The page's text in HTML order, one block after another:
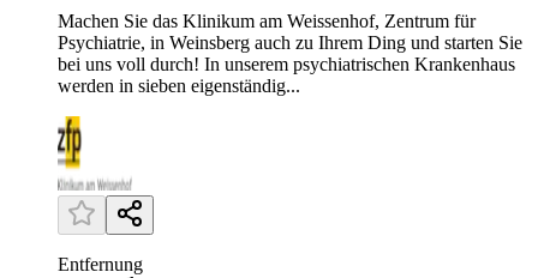
Machen Sie das Klinikum am Weissenhof, Zentrum für
Psychiatrie, in Weinsberg auch zu Ihrem Ding und starten Sie
bei uns voll durch! In unserem psychiatrischen Krankenhaus
werden in sieben eigenständig...
Entfernung